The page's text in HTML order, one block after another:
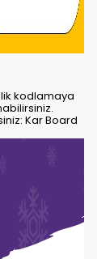
kodlamaya
Kar Board